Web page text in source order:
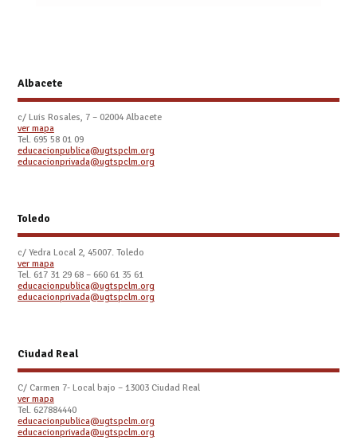
Albacete
c/ Luis Rosales, 7 – 02004 Albacete
ver mapa
Tel. 695 58 01 09
educacionpublica@ugtspclm.org
educacionprivada@ugtspclm.org
Toledo
c/ Yedra Local 2, 45007. Toledo
ver mapa
Tel. 617 31 29 68 – 660 61 35 61
educacionpublica@ugtspclm.org
educacionprivada@ugtspclm.org
Ciudad Real
C/ Carmen 7- Local bajo – 13003 Ciudad Real
ver mapa
Tel. 627884440
educacionpublica@ugtspclm.org
educacionprivada@ugtspclm.org